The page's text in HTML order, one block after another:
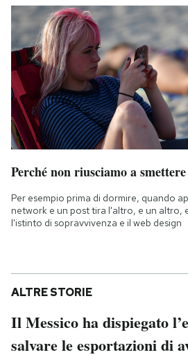
Perché non riusciamo a
Per esempio prima di dormire, quando
network e un post tira l'altro, e un altro,
l'istinto di sopravvivenza e il web design
ALTRE STORIE
Il Messico ha dispiegato
salvare le esportazioni di